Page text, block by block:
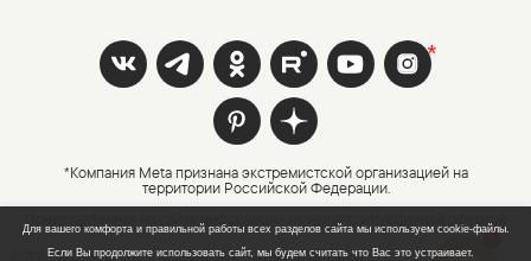
*Компания Meta признана экстремистской организацией на
территории Российской Федерации.
Для вашего комфорта и правильной работы всех разделов сайта мы используем cookie-файлы.
Если Вы продолжите использовать сайт, мы будем считать что Вас это устраивает.